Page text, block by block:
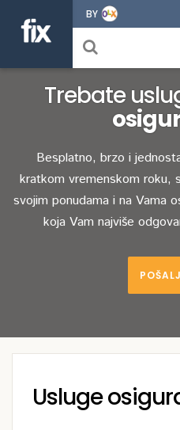
BY
Trebate
Besplatno, brzo i
kratkom vremenskom roku,
svojim ponudama i na Vama
koja Vam najviše
Usluge